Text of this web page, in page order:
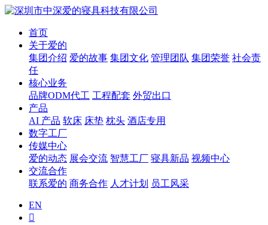
首页
关于爱的
集团介绍 爱的故事 集团文化 管理团队 集团荣誉 社会责
任
核心业务
品牌ODM代工 工程配套 外贸出口
产品
AI 产品 软床 床垫 枕头 酒店专用
数字工厂
传媒中心
爱的动态 展会交流 智慧工厂 寝具新品 视频中心
交流合作
联系爱的 商务合作 人才计划 员工风采
EN
